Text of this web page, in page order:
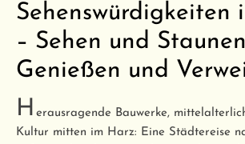
Sehenswürdigkeiten
– Sehen und
Genießen und
H erausragende Bauwerke,
Kultur mitten im Harz: Eine Städtereise